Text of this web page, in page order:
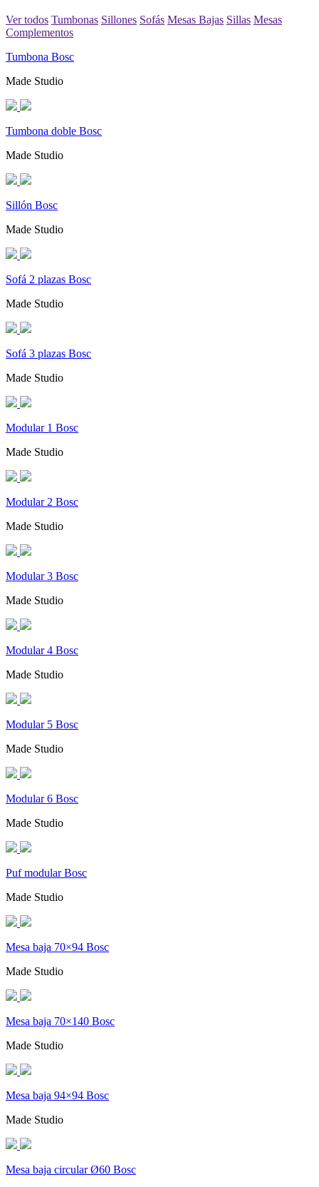
Ver todos Tumbonas Sillones Sofás Mesas Bajas Sillas Mesas
Complementos
Tumbona Bosc
Made Studio
Tumbona doble Bosc
Made Studio
Sillón Bosc
Made Studio
Sofá 2 plazas Bosc
Made Studio
Sofá 3 plazas Bosc
Made Studio
Modular 1 Bosc
Made Studio
Modular 2 Bosc
Made Studio
Modular 3 Bosc
Made Studio
Modular 4 Bosc
Made Studio
Modular 5 Bosc
Made Studio
Modular 6 Bosc
Made Studio
Puf modular Bosc
Made Studio
Mesa baja 70×94 Bosc
Made Studio
Mesa baja 70×140 Bosc
Made Studio
Mesa baja 94×94 Bosc
Made Studio
Mesa baja circular Ø60 Bosc